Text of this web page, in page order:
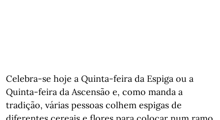
Celebra-se hoje a Quinta-feira da Espiga ou a
Quinta-feira da Ascensão e, como manda a
tradição, várias pessoas colhem espigas de